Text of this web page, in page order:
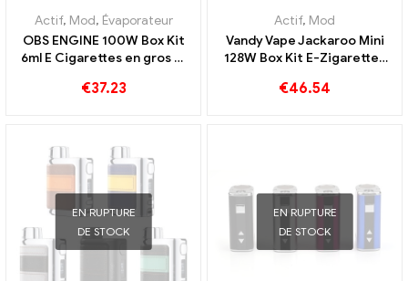
Actif, Mod, Évaporateur
OBS ENGINE 100W Box Kit
6ml E Cigarettes en gros 丨
€37.23
Actif, Mod
Vandy Vape Jackaroo Mini
128W Box Kit E-Zigaretten
€46.54
EN RUPTURE
DE STOCK
EN RUPTURE
DE STOCK